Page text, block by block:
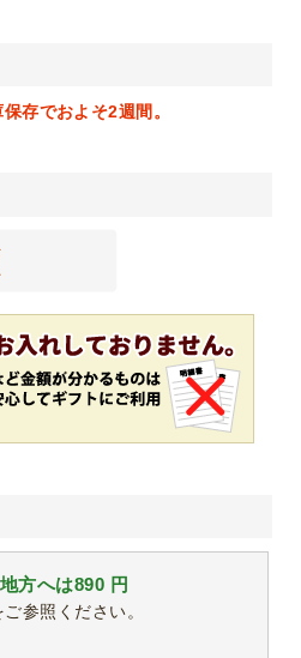
存でおよそ2週間。
方へは890 円
参照ください。